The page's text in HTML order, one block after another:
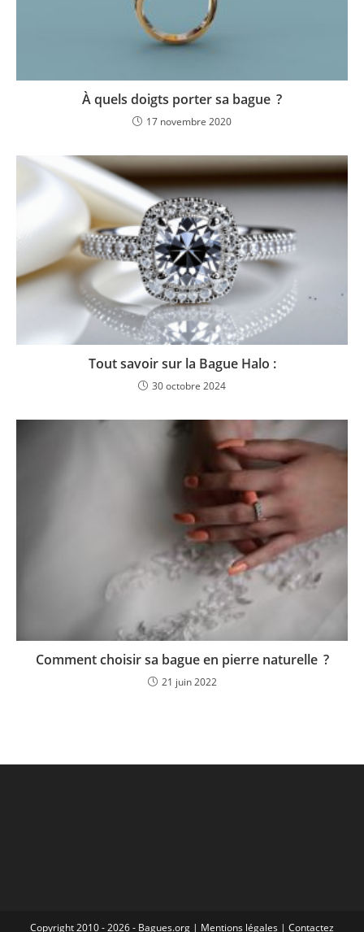
À quels doigts porter sa bague ?
17 novembre 2020
Tout savoir sur la Bague Halo :
30 octobre 2024
Comment choisir sa bague en pierre naturelle ?
21 juin 2022
Copyright 2010 - 2026 - Bagues.org | Mentions légales | Contactez